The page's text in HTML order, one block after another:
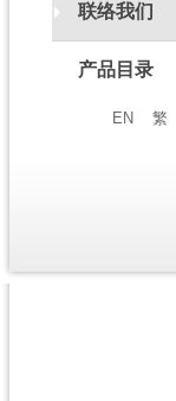
联络我们
产品目录
EN 繁